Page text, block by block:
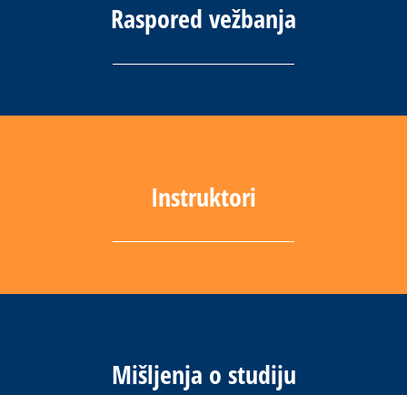
Raspored vežbanja
Instruktori
Mišljenja o studiju